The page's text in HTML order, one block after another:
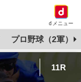
dメニュー
プロ野球（2軍）
11R